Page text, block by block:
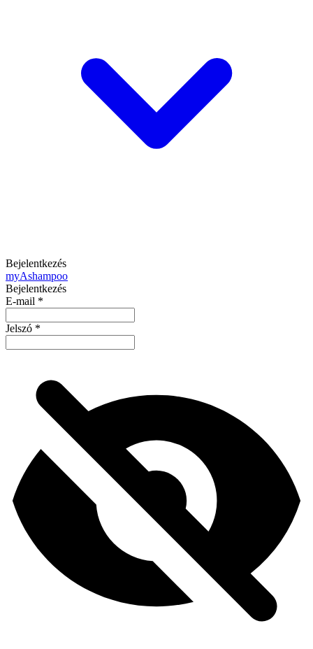
Bejelentkezés
myAshampoo
Bejelentkezés
E-mail *
Jelszó *